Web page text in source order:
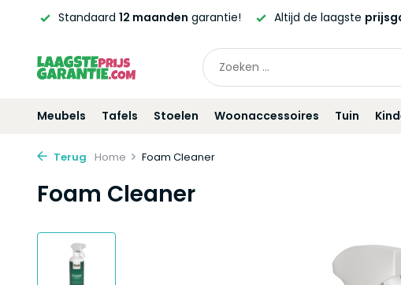
Standaard12 maandengarantie! Altijd de laagste
Meubels Tafels Stoelen Woonaccessoires Tuin
Terug Home Foam Cleaner
Foam Cleaner